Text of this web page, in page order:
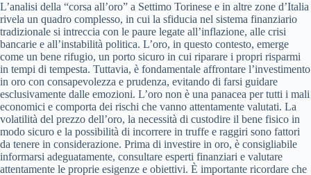
L’analisi della “corsa all’oro” a Settimo Torinese e in altre zone d’Italia
rivela un quadro complesso, in cui la sfiducia nel sistema finanziario
tradizionale si intreccia con le paure legate all’inflazione, alle crisi
bancarie e all’instabilità politica. L’oro, in questo contesto, emerge
come un bene rifugio, un porto sicuro in cui riparare i propri risparmi
in tempi di tempesta. Tuttavia, è fondamentale affrontare l’investimento
in oro con consapevolezza e prudenza, evitando di farsi guidare
esclusivamente dalle emozioni. L’oro non è una panacea per tutti i mali
economici e comporta dei rischi che vanno attentamente valutati. La
volatilità del prezzo dell’oro, la necessità di custodire il bene fisico in
modo sicuro e la possibilità di incorrere in truffe e raggiri sono fattori
da tenere in considerazione. Prima di investire in oro, è consigliabile
informarsi adeguatamente, consultare esperti finanziari e valutare
attentamente le proprie esigenze e obiettivi. È importante ricordare che